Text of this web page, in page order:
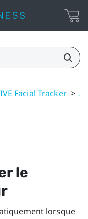
Facial Tracker > À
le
lorsque